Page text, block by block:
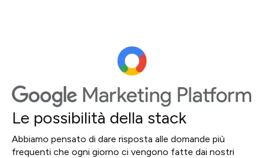
Le possibilità della stack
Abbiamo pensato di dare risposta alle domande più
frequenti che ogni giorno ci vengono fatte dai nostri